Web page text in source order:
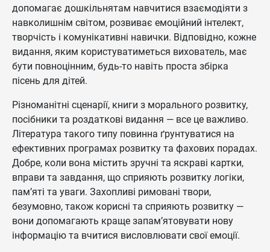
допомагає дошкільнятам навчитися взаємодіяти з
навколишнім світом, розвиває емоційний інтелект,
творчість і комунікативні навички. Відповідно, кожне
видання, яким користуватиметься вихователь, має
бути повноцінним, будь-то навіть проста збірка
пісень для дітей.
Різноманітні сценарії, книги з морального розвитку,
посібники та роздаткові видання — все це важливо.
Література такого типу повинна ґрунтуватися на
ефективних програмах розвитку та фахових порадах.
Добре, коли вона містить зручні та яскраві картки,
вправи та завдання, що сприяють розвитку логіки,
пам’яті та уваги. Захопливі римовані твори,
безумовно, також корисні та сприяють розвитку —
вони допомагають краще запам’ятовувати нову
інформацію та вчитися висловлювати свої емоції.